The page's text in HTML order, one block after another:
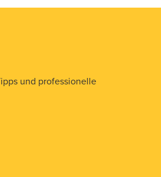
und professionelle